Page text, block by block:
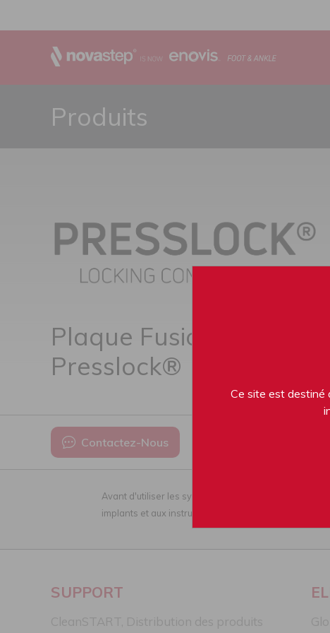
Produits
Plaque Fusion Droite
Presslock®
Contactez-Nous
Avant d'utiliser les systèmes Enovis, lisez
implants et aux instruments médicaux. Implants:
SUPPORT
Ce site est destiné